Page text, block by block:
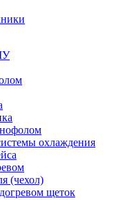
охлаждения
(чехол)
щеток